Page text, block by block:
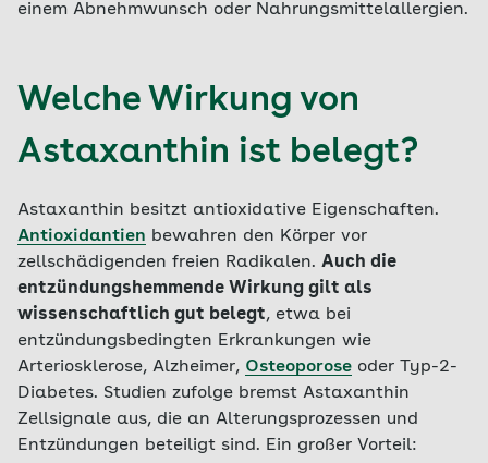
einem Abnehmwunsch oder Nahrungsmittelallergien.
Welche Wirkung von
Astaxanthin ist belegt?
Astaxanthin besitzt antioxidative Eigenschaften.
Antioxidantien bewahren den Körper vor
zellschädigenden freien Radikalen. Auch die
entzündungshemmende Wirkung gilt als
wissenschaftlich gut belegt, etwa bei
entzündungsbedingten Erkrankungen wie
Arteriosklerose, Alzheimer, Osteoporose oder Typ-2-
Diabetes. Studien zufolge bremst Astaxanthin
Zellsignale aus, die an Alterungsprozessen und
Entzündungen beteiligt sind. Ein großer Vorteil: